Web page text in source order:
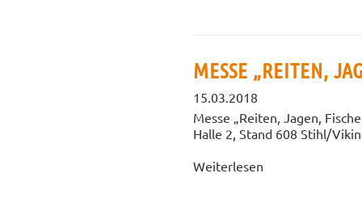
MESSE „REITEN,
15.03.2018
Messe „Reiten, Jagen,
Halle 2, Stand 608 Stihl/
Weiterlesen